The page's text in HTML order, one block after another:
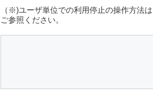
（※)ユーザ単位での利用停止の操作方法は
ご参照ください。